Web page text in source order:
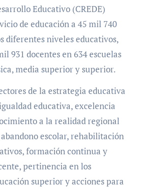
Educativo (CREDE)
de educación a 45 mil 740
diferentes niveles educativos,
931 docentes en 634 escuelas
media superior y superior.
de la estrategia educativa
educativa, excelencia
a la realidad regional
escolar, rehabilitación
formación continua y
pertinencia en los
superior y acciones para